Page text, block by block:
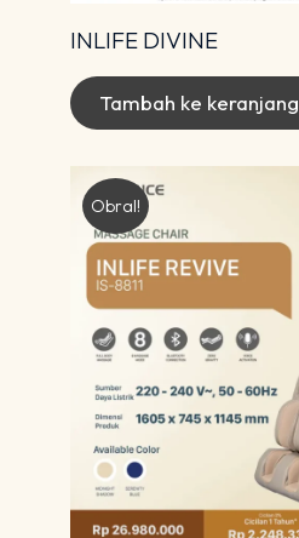
INLIFE DIVINE
Tambah ke keranjang
Obral!